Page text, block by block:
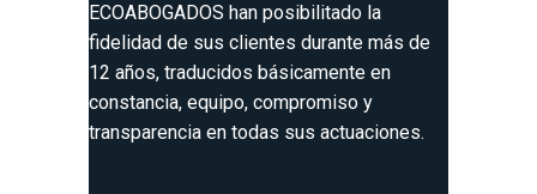
ECOABOGADOS han posibilitado la
fidelidad de sus clientes durante más de
12 años, traducidos básicamente en
constancia, equipo, compromiso y
transparencia en todas sus actuaciones.